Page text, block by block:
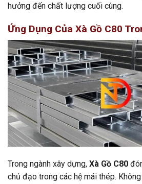
hưởng đến chất lượng cuối cùng.
Ứng Dụng Của Xà Gồ C80
Trong ngành xây dựng, Xà Gồ C80
chủ đạo trong các hệ mái thép.